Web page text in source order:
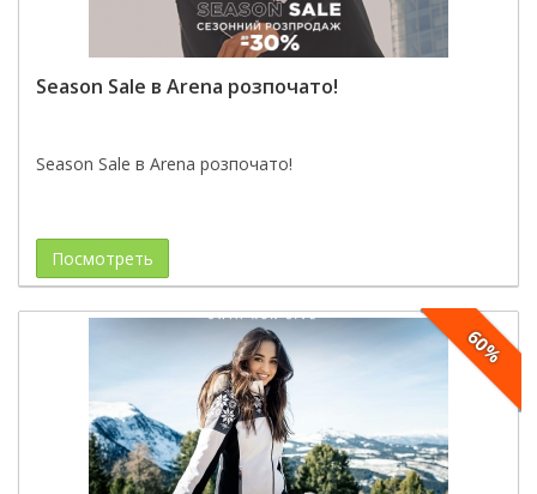
Season Sale в Arena розпочато!
Season Sale в Arena розпочато!
Посмотреть
60%